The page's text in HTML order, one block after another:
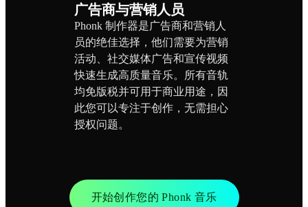
广告商与营销人员
Phonk 制作器是广告商和营销人
员的绝佳选择，他们需要为营销
活动、社交媒体广告和宣传视频
快速生成高质量音乐。所有音轨
均免版税并可用于商业用途，因
此您可以专注于创作，无需担心
授权问题。
开始创作您的 Phonk 音乐